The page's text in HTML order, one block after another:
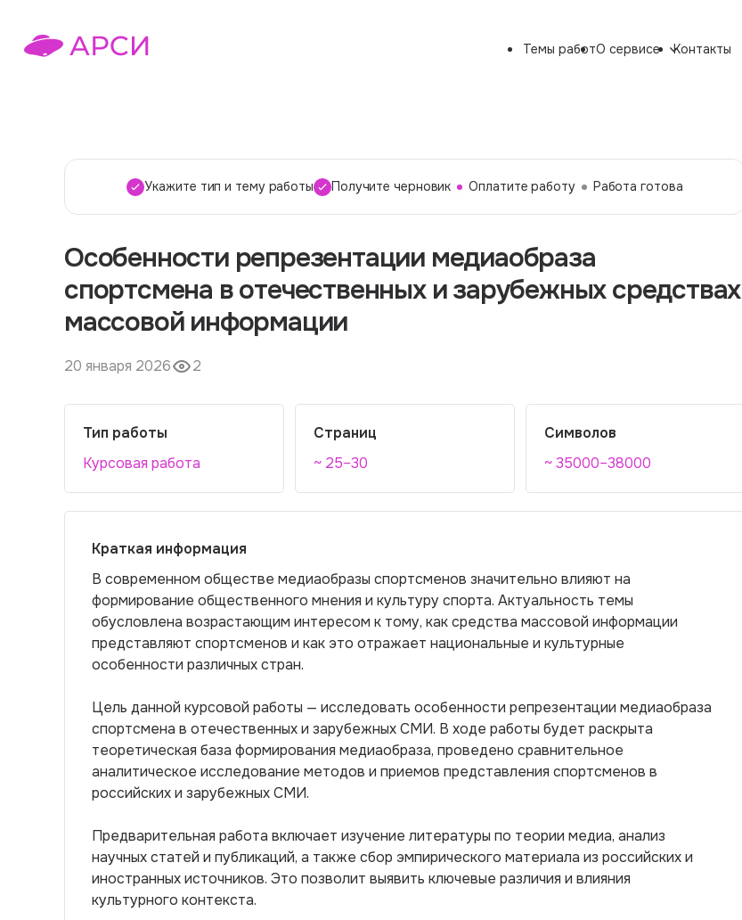
Темы работО сервисе Контакты
Укажите тип и тему работы Получите черновик Оплатите работу Работа готова
Особенности репрезентации медиаобраза
спортсмена в отечественных и зарубежных средствах
массовой информации
20 января 2026 2
Тип работы
Курсовая работа
Страниц
~ 25–30
Символов
~ 35000–38000
Краткая информация
В современном обществе медиаобразы спортсменов значительно влияют на
формирование общественного мнения и культуру спорта. Актуальность темы
обусловлена возрастающим интересом к тому, как средства массовой информации
представляют спортсменов и как это отражает национальные и культурные
особенности различных стран.
Цель данной курсовой работы — исследовать особенности репрезентации медиаобраза
спортсмена в отечественных и зарубежных СМИ. В ходе работы будет раскрыта
теоретическая база формирования медиаобраза, проведено сравнительное
аналитическое исследование методов и приемов представления спортсменов в
российских и зарубежных СМИ.
Предварительная работа включает изучение литературы по теории медиа, анализ
научных статей и публикаций, а также сбор эмпирического материала из российских и
иностранных источников. Это позволит выявить ключевые различия и влияния
культурного контекста.